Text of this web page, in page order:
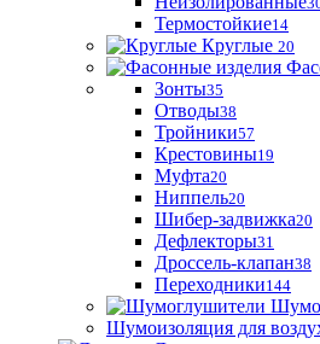
Термостойкие14
Круглые 20
Зонты35
Отводы38
Тройники57
Крестовины19
Муфта20
Ниппель20
Шибер-задвижка20
Дефлекторы31
Дроссель-клапан38
Переходники144
Шумоизоляция для